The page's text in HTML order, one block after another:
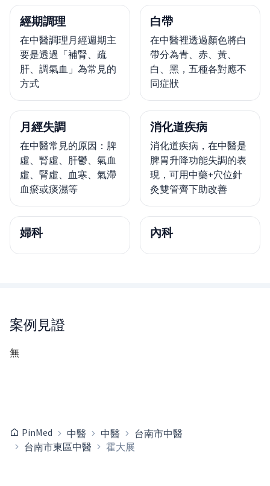
經期調理
在中醫調理月經週期主
要是透過「補腎、疏
肝、調氣血」為常見的
方式
白帶
在中醫裡透過顏色將白
帶分為青、赤、黃、
白、黑，五種各對應不
同症狀
月經失調
在中醫常見的原因：脾
虛、腎虛、肝鬱、氣血
虛、腎虛、血寒、氣滯
血瘀或痰濕等
消化道疾病
消化道疾病，在中醫是
脾胃升降功能失調的表
現，可用中藥+穴位針
灸雙管齊下助改善
婦科 內科
案例見證
無
PinMed 中醫 中醫
台南市中醫
台南市東區中醫
霍大展